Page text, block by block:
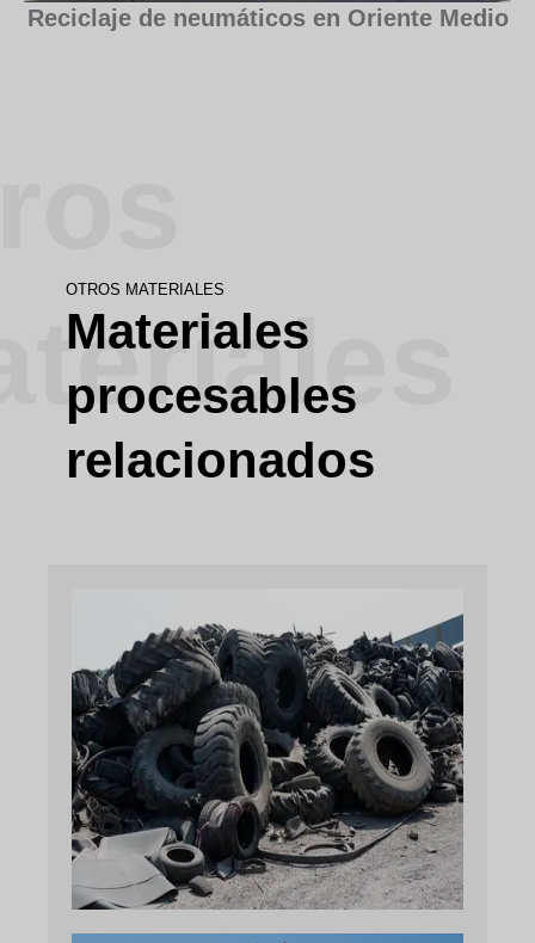
Reciclaje de neumáticos en Oriente Medio
OTROS MATERIALES
Materiales
procesables
relacionados